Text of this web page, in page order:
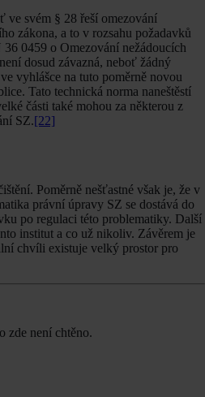
ve svém § 28 řeší omezování
zákona, a to v rozsahu požadavků
0459 o Omezování nežádoucích
dosud závazná, neboť žádný
vyhlášce na tuto poměrně novou
Tato technická norma naneštěstí
části také mohou za některou z
SZ.[22]
Poměrně nešťastné však je, že v
právní úpravy SZ se dostává do
po regulaci této problematiky. Další
institut a co už nikoliv. Závěrem je
chvíli existuje velký prostor pro
zde není chtěno.